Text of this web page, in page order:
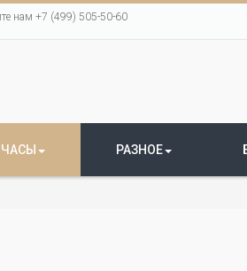
нам +7 (499) 505-50-60
РАЗНОЕ